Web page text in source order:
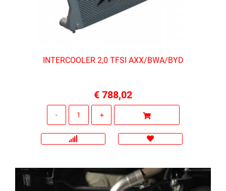
INTERCOOLER 2,0 TFSI AXX/BWA/BYD
€ 788,02